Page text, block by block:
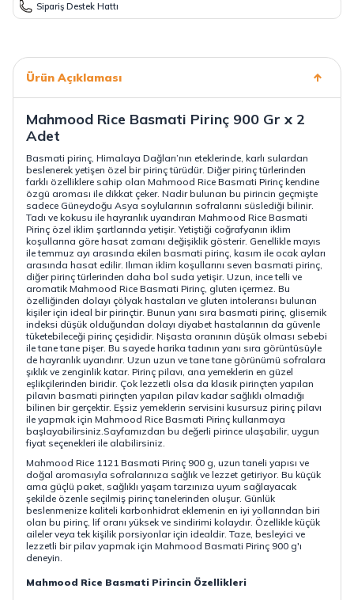
Sipariş Destek Hattı
Ürün Açıklaması
Mahmood Rice Basmati Pirinç 900 Gr x 2
Adet
Basmati pirinç, Himalaya Dağları’nın eteklerinde, karlı sulardan
beslenerek yetişen özel bir pirinç türüdür. Diğer pirinç türlerinden
farklı özelliklere sahip olan Mahmood Rice Basmati Pirinç kendine
özgü aroması ile dikkat çeker. Nadir bulunan bu pirincin geçmişte
sadece Güneydoğu Asya soylularının sofralarını süslediği bilinir.
Tadı ve kokusu ile hayranlık uyandıran Mahmood Rice Basmati
Pirinç özel iklim şartlarında yetişir. Yetiştiği coğrafyanın iklim
koşullarına göre hasat zamanı değişiklik gösterir. Genellikle mayıs
ile temmuz ayı arasında ekilen basmati pirinç, kasım ile ocak ayları
arasında hasat edilir. Ilıman iklim koşullarını seven basmati pirinç,
diğer pirinç türlerinden daha bol suda yetişir. Uzun, ince telli ve
aromatik Mahmood Rice Basmati Pirinç, gluten içermez. Bu
özelliğinden dolayı çölyak hastaları ve gluten intoleransı bulunan
kişiler için ideal bir pirinçtir. Bunun yanı sıra basmati pirinç, glisemik
indeksi düşük olduğundan dolayı diyabet hastalarının da güvenle
tüketebileceği pirinç çeşididir. Nişasta oranının düşük olması sebebi
ile tane tane pişer. Bu sayede harika tadının yanı sıra görüntüsüyle
de hayranlık uyandırır. Uzun uzun ve tane tane görünümü sofralara
şıklık ve zenginlik katar. Pirinç pilavı, ana yemeklerin en güzel
eşlikçilerinden biridir. Çok lezzetli olsa da klasik pirinçten yapılan
pilavın basmati pirinçten yapılan pilav kadar sağlıklı olmadığı
bilinen bir gerçektir. Eşsiz yemeklerin servisini kusursuz pirinç pilavı
ile yapmak için Mahmood Rice Basmati Pirinç kullanmaya
başlayabilirsiniz.Sayfamızdan bu değerli pirince ulaşabilir, uygun
fiyat seçenekleri ile alabilirsiniz.
Mahmood Rice 1121 Basmati Pirinç 900 g, uzun taneli yapısı ve
doğal aromasıyla sofralarınıza sağlık ve lezzet getiriyor. Bu küçük
ama güçlü paket, sağlıklı yaşam tarzınıza uyum sağlayacak
şekilde özenle seçilmiş pirinç tanelerinden oluşur. Günlük
beslenmenize kaliteli karbonhidrat eklemenin en iyi yollarından biri
olan bu pirinç, lif oranı yüksek ve sindirimi kolaydır. Özellikle küçük
aileler veya tek kişilik porsiyonlar için idealdir. Taze, besleyici ve
lezzetli bir pilav yapmak için Mahmood Basmati Pirinç 900 g'ı
deneyin.
Mahmood Rice Basmati Pirincin Özellikleri